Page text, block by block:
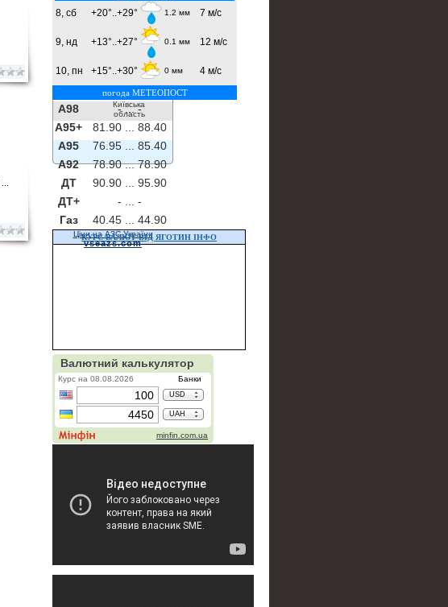
8, сб +20°..+29° 1.2 мм 7 м/с
9, нд +13°..+27° 0.1 мм 12 м/с
10, пн +15°..+30° 0 мм 4 м/с
погода МЕТЕОПОСТ
Київська
область
A98 - ...-
A95+
81.90 ...
88.40
A95
76.95 ...
85.40
A92
78.90 ...78.90
ДТ
90.90 ...
95.90
ДТ+
- ...
-
Газ
40.45 ... 44.90
Ціни на АЗС України
vseazs.com
КУРС ВАЛЮТ ВІД ЯГОТИН ІНФО